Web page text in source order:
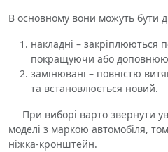
В основному вони можуть бути
накладні – закріплюються
покращуючи або
замінювані – повністю
та встановлюється новий.
При виборі варто звернути
моделі з маркою автомобіля,
ніжка-кронштейн.